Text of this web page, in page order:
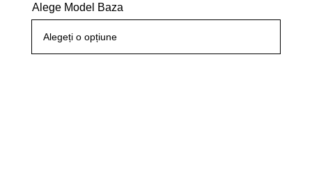
Alege Model Baza